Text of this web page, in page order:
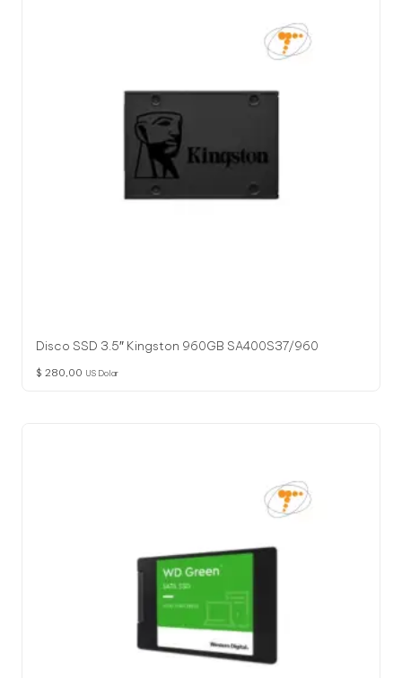
Disco SSD 3.5″ Kingston 960GB SA400S37/960
$ 280,00 US Dolar